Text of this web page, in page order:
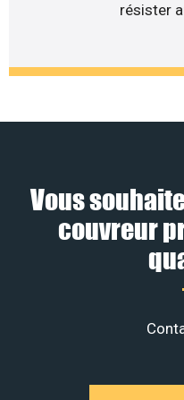
résister
Vous
couvreur